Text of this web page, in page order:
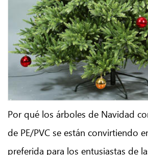
Por qué los árboles de Navidad
de PE/PVC se están convirtiendo
preferida para los entusiastas de